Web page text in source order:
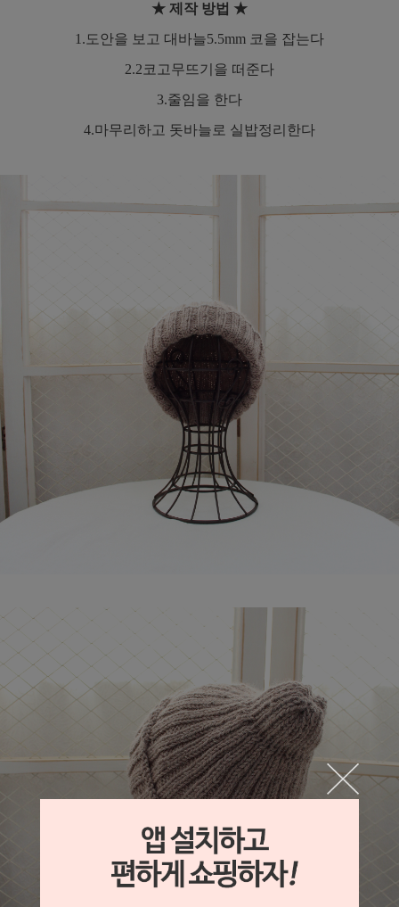
★ 제작 방법 ★
1.도안을 보고 대바늘5.5mm 코을 잡는다
2.2코고무뜨기을 떠준다
3.줄임을 한다
4.마무리하고 돗바늘로 실밥정리한다